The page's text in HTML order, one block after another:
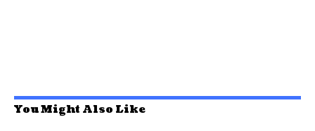
You Might Also Like